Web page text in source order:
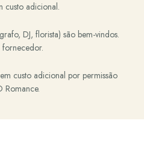
custo adicional.
DJ, florista) são bem-vindos.
fornecedor.
custo adicional por permissão
Romance.